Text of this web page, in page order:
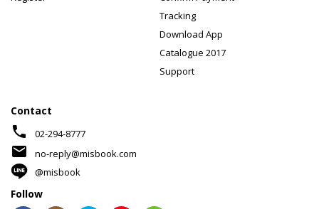
Tracking
Download App
Catalogue 2017
Support
Contact
phone 02-294-8777
mail
no-reply@misbook.com
@misbook
Follow